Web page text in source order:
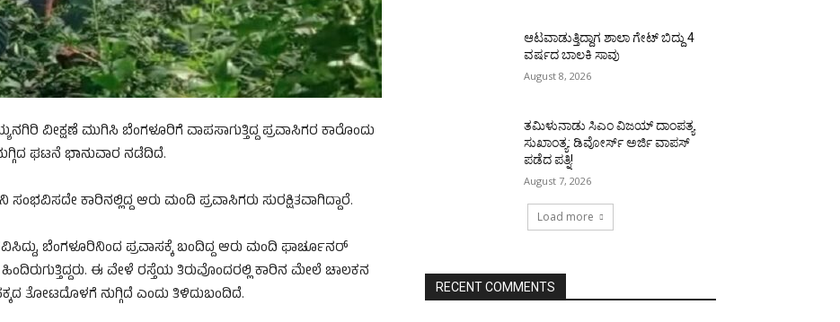
ವೀಕ್ಷಣೆ ಮುಗಿಸಿ ಬೆಂಗಳೂರಿಗೆ ವಾಪಸಾಗುತ್ತಿದ್ದ ಪ್ರವಾಸಿಗರ ಕಾರೊಂದು
ಘಟನೆ ಭಾನುವಾರ ನಡೆದಿದೆ.
ಕಾರಿನಲ್ಲಿದ್ದ ಆರು ಮಂದಿ ಪ್ರವಾಸಿಗರು ಸುರಕ್ಷಿತವಾಗಿದ್ದಾರೆ.
ಬೆಂಗಳೂರಿನಿಂದ ಪ್ರವಾಸಕ್ಕೆ ಬಂದಿದ್ದ ಆರು ಮಂದಿ ಫಾರ್ಚೂನರ್
ಈ ವೇಳೆ ರಸ್ತೆಯ ತಿರುವೊಂದರಲ್ಲಿ ಕಾರಿನ ಮೇಲೆ ಚಾಲಕನ
ತೋಟದೊಳಗೆ ನುಗ್ಗಿದೆ ಎಂದು ತಿಳಿದುಬಂದಿದೆ.
ಆಟವಾಡುತ್ತಿದ್ದಾಗ ಶಾಲಾ ಗೇಟ್‌ ಬಿದ್ದು 4
ವರ್ಷದ ಬಾಲಕಿ ಸಾವು
August 8, 2026
ತಮಿಳುನಾಡು ಸಿಎಂ ವಿಜಯ್‌ ದಾಂಪತ್ಯ
ಸುಖಾಂತ್ಯ: ಡಿವೋರ್ಸ್‌ ಅರ್ಜಿ ವಾಪಸ್‌
ಪಡೆದ ಪತ್ನಿ!
August 7, 2026
Load more
RECENT COMMENTS